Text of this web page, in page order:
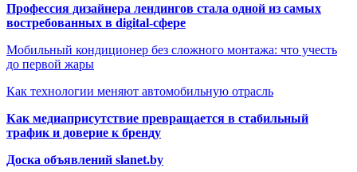
Профессия дизайнера лендингов стала одной из самых
востребованных в digital-сфере
Мобильный кондиционер без сложного монтажа: что учесть
до первой жары
Как технологии меняют автомобильную отрасль
Как медиаприсутствие превращается в стабильный
трафик и доверие к бренду
Доска объявлений slanet.by